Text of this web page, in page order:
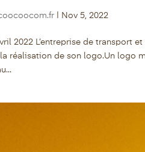
Nov 5, 2022
2022 L’entreprise de transport
réalisation de son logo.Un logo